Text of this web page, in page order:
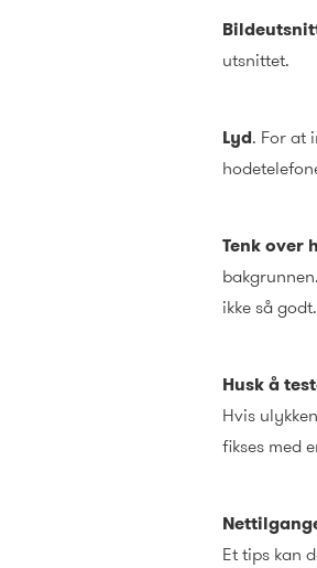
utsnittet.
Lyd. For at
Tenk over
ikke så godt.
Husk å
Hvis
fikses med
Et tips kan